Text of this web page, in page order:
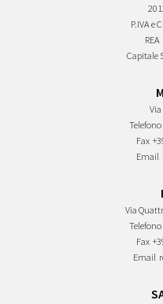
P.IVA e
REA
Capitale
Via
Telefono
Fax
Email
Via
Telefono
Fax
Email